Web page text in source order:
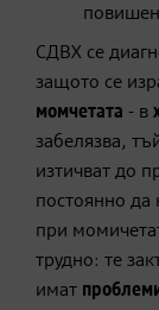
СДВХ се
защото се
момчетата - в
забелязва,
изтичват до
постоянно да
при
трудно: те
имат